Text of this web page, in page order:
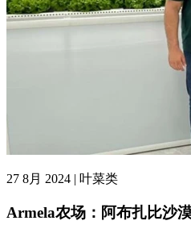
27 8月 2024 | 叶菜类
Armela农场：阿布扎比沙